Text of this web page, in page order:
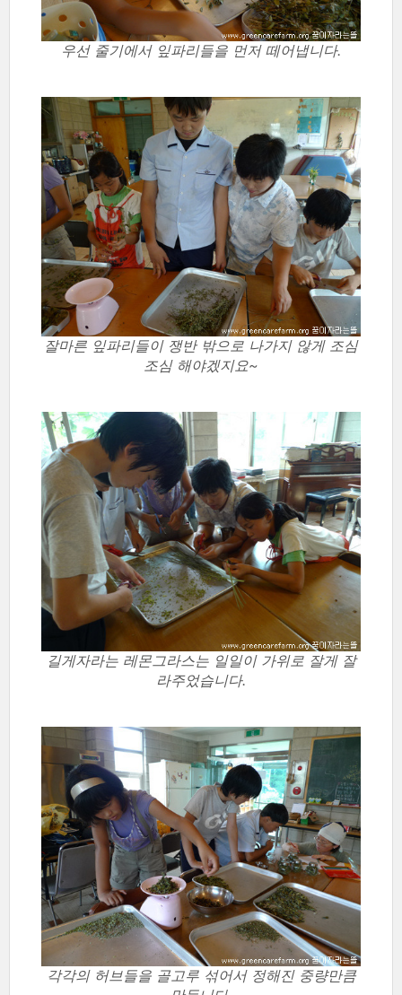
우선 줄기에서 잎파리들을 먼저 떼어냅니다.
잘마른 잎파리들이 쟁반 밖으로 나가지 않게 조심
조심 해야겠지요~
길게자라는 레몬그라스는 일일이 가위로 잘게 잘
라주었습니다.
각각의 허브들을 골고루 섞어서 정해진 중량만큼